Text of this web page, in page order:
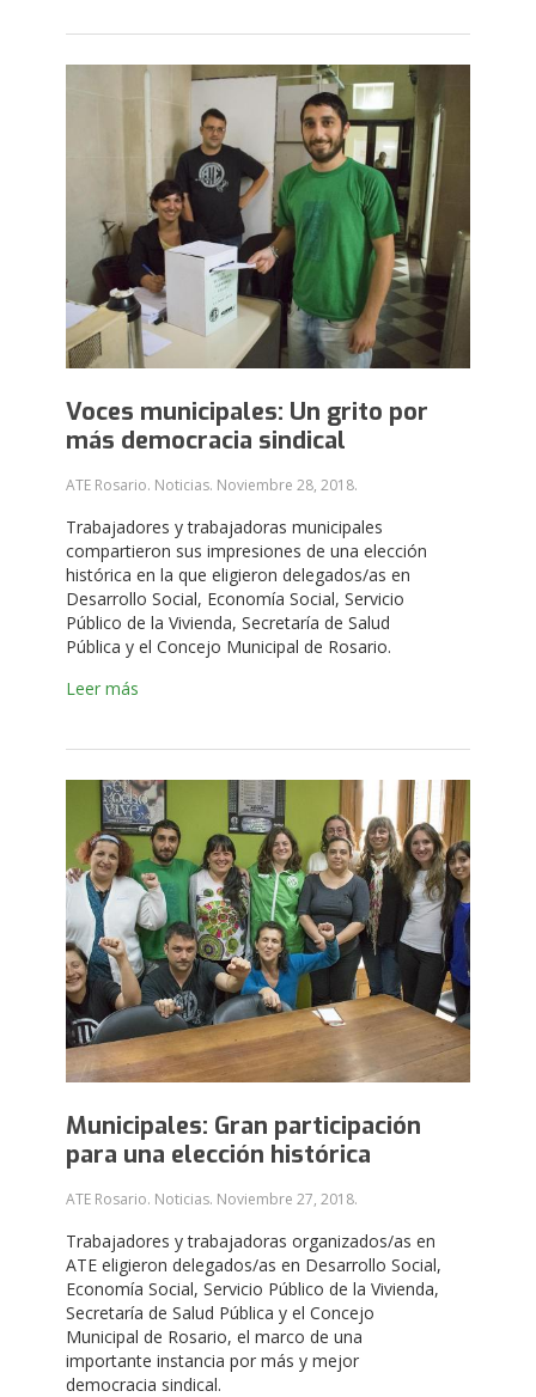
Voces municipales: Un grito por
más democracia sindical
ATE Rosario. Noticias. Noviembre 28, 2018.
Trabajadores y trabajadoras municipales
compartieron sus impresiones de una elección
histórica en la que eligieron delegados/as en
Desarrollo Social, Economía Social, Servicio
Público de la Vivienda, Secretaría de Salud
Pública y el Concejo Municipal de Rosario.
Leer más
Municipales: Gran participación
para una elección histórica
ATE Rosario. Noticias. Noviembre 27, 2018.
Trabajadores y trabajadoras organizados/as en
ATE eligieron delegados/as en Desarrollo Social,
Economía Social, Servicio Público de la Vivienda,
Secretaría de Salud Pública y el Concejo
Municipal de Rosario, el marco de una
importante instancia por más y mejor
democracia sindical.